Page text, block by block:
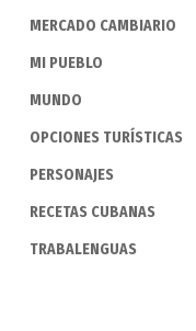
MERCADO CAMBIARIO
MI PUEBLO
MUNDO
OPCIONES TURÍSTICAS
PERSONAJES
RECETAS CUBANAS
TRABALENGUAS